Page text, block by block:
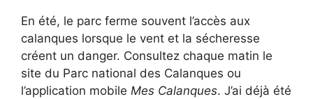
En été, le parc ferme souvent l’accès aux
calanques lorsque le vent et la sécheresse
créent un danger. Consultez chaque matin le
site du Parc national des Calanques ou
l’application mobile Mes Calanques. J’ai déjà été